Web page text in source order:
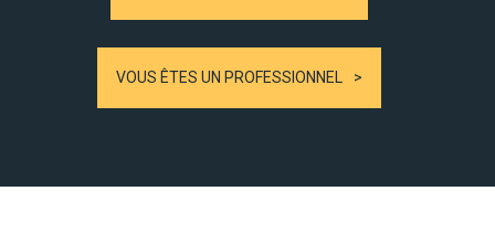
VOUS ÊTES UN PROFESSIONNEL